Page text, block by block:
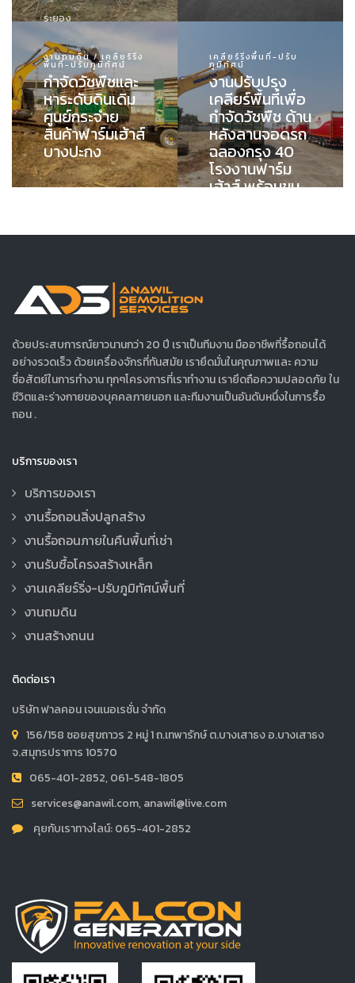
ระยอง
งานถมดิน / เคลียร์ริ่ง
พื้นที่-ปรับภูมิทัศน์
กำจัดวัชพืชและ
หาระดับดินเดิม
ศูนย์กระจำย
สินค้าฟาร์มเฮ้าส์
บางปะกง
เคลียร์ริ่งพื้นที่-ปรับ
ภูมิทัศน์
งานปรับปรุง
เคลียร์พื้นที่เพื่อ
กำจัดวัชพืช ด้าน
หลังลานจอดรถ
ฉลองกรุง 40
โรงงานฟาร์ม
เฮ้าส์ พร้อมขน
ด้วยประสบการณ์ยาวนานกว่า 20 ปี เราเป็นทีมงาน มืออาชีพที่รื้อถอนได้
อย่างรวดเร็ว ด้วยเครื่องจักรที่ทันสมัย เรายึดมั่นในคุณภาพและ ความ
ซื่อสัตย์ในการทำงาน ทุกๆโครงการที่เราทำงาน เรายึดถือความปลอดภัย ใน
ชีวิตและร่างกายของบุคคลภายนอก และทีมงานเป็นอันดับหนึ่งในการรื้อ
ถอน .
บริการของเรา
บริการของเรา
งานรื้อถอนสิ่งปลูกสร้าง
งานรื้อถอนภายในคืนพื้นที่เช่า
งานรับซื้อโครงสร้างเหล็ก
งานเคลียร์ริ่ง-ปรับภูมิทัศน์พื้นที่
งานถมดิน
งานสร้างถนน
ติดต่อเรา
บริษัท ฟาลคอน เจนเนอเรชั่น จำกัด
156/158 ซอยสุขถาวร 2 หมู่ 1 ถ.เทพารักษ์ ต.บางเสาธง อ.บางเสาธง
จ.สมุทรปราการ 10570
065-401-2852, 061-548-1805
services@anawil.com, anawil@live.com
คุยกับเราทางไลน์: 065-401-2852